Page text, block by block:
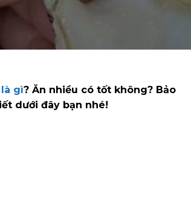
gì? Ăn nhiều có tốt không? Bảo
dưới đây bạn nhé!